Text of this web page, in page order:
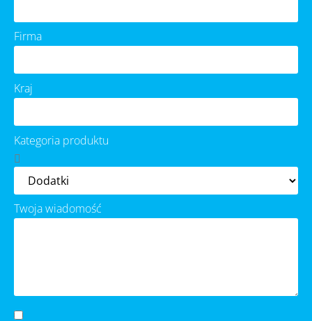
Firma
Kraj
Kategoria produktu
Twoja wiadomość